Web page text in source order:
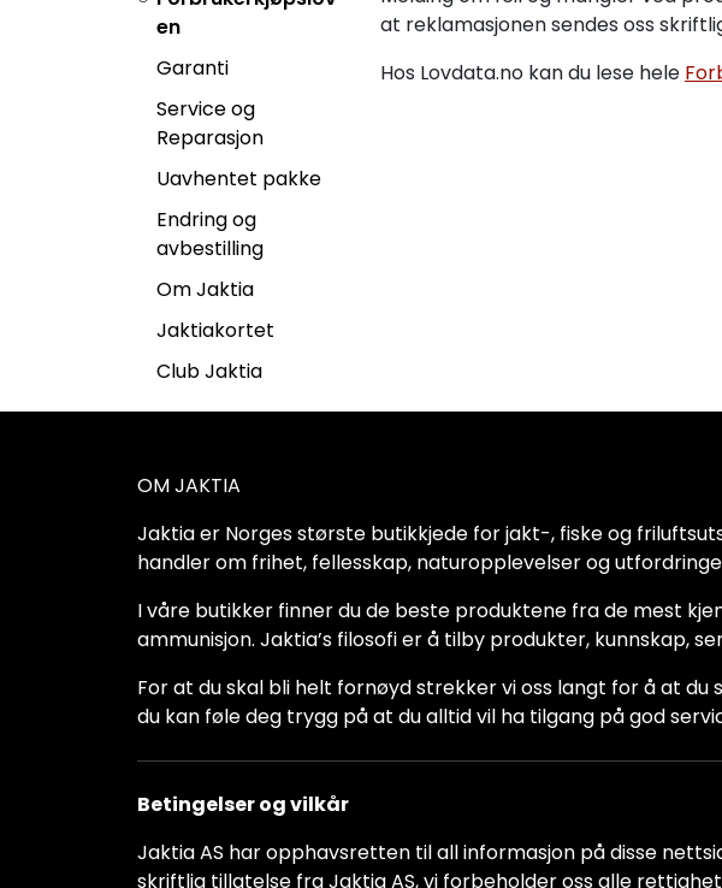
en
Garanti
Service og
Reparasjon
Uavhentet pakke
Endring og
avbestilling
Om Jaktia
Jaktiakortet
Club Jaktia
at reklamasjonen sendes oss
Hos Lovdata.no kan du lese hele
OM JAKTIA
Jaktia er Norges største butikkjede for jakt-, fiske og
handler om frihet, fellesskap, naturopplevelser og
I våre butikker finner du de beste produktene fra de mest
ammunisjon. Jaktia’s filosofi er å tilby produkter, kunnskap,
For at du skal bli helt fornøyd strekker vi oss langt for å at
du kan føle deg trygg på at du alltid vil ha tilgang på god
Betingelser og vilkår
Jaktia AS har opphavsretten til all informasjon på disse
skriftlig tillatelse fra Jaktia AS, vi forbeholder oss alle